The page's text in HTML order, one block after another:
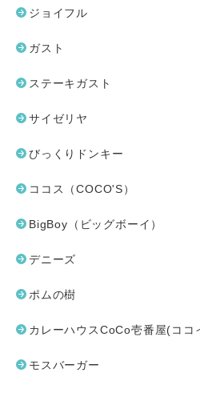
ジョイフル
ガスト
ステーキガスト
サイゼリヤ
びっくりドンキー
ココス（COCO'S）
BigBoy（ビッグボーイ）
デニーズ
ポムの樹
カレーハウスCoCo壱番屋(ココ
モスバーガー